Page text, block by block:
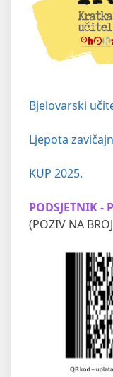
Bjelovarski
Ljepota
KUP 2025.
PODSJETNIK -
(POZIV NA